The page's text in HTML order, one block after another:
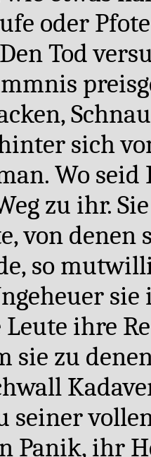
oder
Tod
sich
Wo seid
zu ihr.
von
so
Leute ihre
sie zu
seiner
Panik, ihr